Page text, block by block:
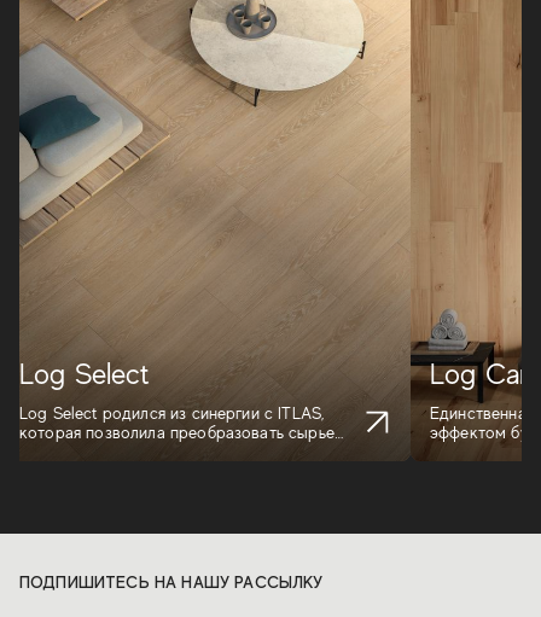
Log Select
Log Select родился из синергии с ITLAS,
которая позволила преобразовать сырье
Log
Единственная
эффектом
ПОДПИШИТЕСЬ НА НАШУ РАССЫЛКУ